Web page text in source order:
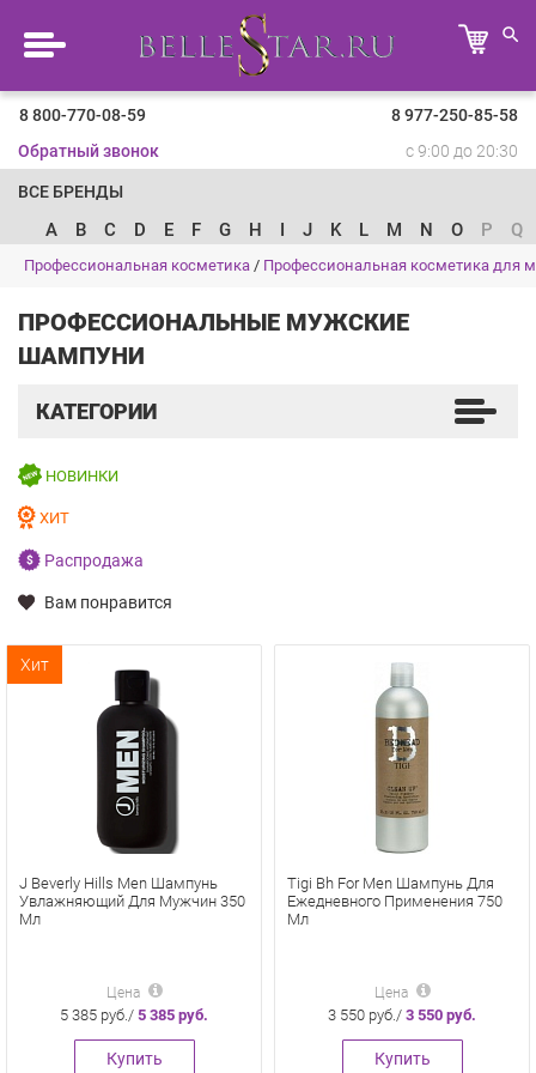
8 800-770-08-59
8 977-250-85-58
Обратный звонок
с 9:00 до 20:30
ВСЕ БРЕНДЫ
A B C D E F G H I J K L M N O P Q
Профессиональная косметика / Профессиональная косметика для
ПРОФЕССИОНАЛЬНЫЕ МУЖСКИЕ
ШАМПУНИ
КАТЕГОРИИ
НОВИНКИ
ХИТ
Распродажа
Вам понравится
Хит
J Beverly Hills Men Шампунь
Увлажняющий Для Мужчин 350
Мл
Цена
5 385 руб./ 5 385 руб.
Купить
Tigi Bh For Men Шампунь Для
Ежедневного Применения 750
Мл
Цена
3 550 руб./ 3 550 руб.
Купить